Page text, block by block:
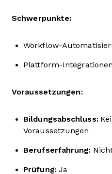
Schwerpunkte:
Workflow-
Plattform-Integrationen
Voraussetzungen:
Bildungsabschluss:
Voraussetzungen
Berufserfahrung:
Prüfung:Ja